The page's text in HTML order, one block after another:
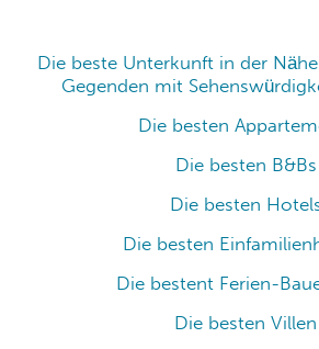
Die beste Unterkunft in der
Gegenden mit
Die besten
Die besten B&Bs
Die besten
Die besten
Die bestent Ferien-
Die besten Villen